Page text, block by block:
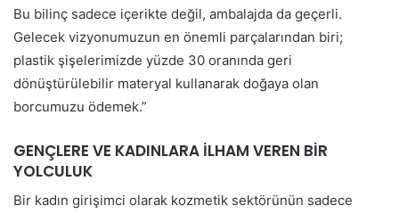
Bu bilinç sadece içerikte değil, ambalajda da geçerli.
Gelecek vizyonumuzun en önemli parçalarından biri;
plastik şişelerimizde yüzde 30 oranında geri
dönüştürülebilir materyal kullanarak doğaya olan
borcumuzu ödemek.”
GENÇLERE VE KADINLARA İLHAM VEREN BİR
YOLCULUK
Bir kadın girişimci olarak kozmetik sektörünün sadece